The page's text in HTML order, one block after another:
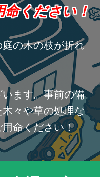
命ください！
の木の枝が折れ
ます。事前の備
々や草の処理な
命ください！